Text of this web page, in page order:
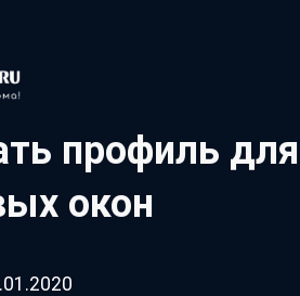
профиль для
окон